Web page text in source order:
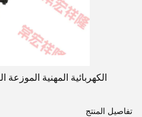
الكهربائية المهنية
تفاصيل المنتج